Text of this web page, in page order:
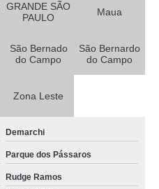
GRANDE SÃO
PAULO
Maua
São Bernado
do Campo
São Bernardo
do Campo
Zona Leste
Demarchi
Parque dos Pássaros
Rudge Ramos